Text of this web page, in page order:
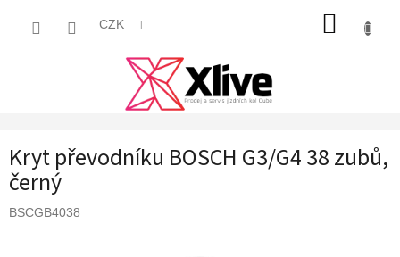
CZK
Kryt převodníku BOSCH G3/G4 38 zubů,
černý
BSCGB4038